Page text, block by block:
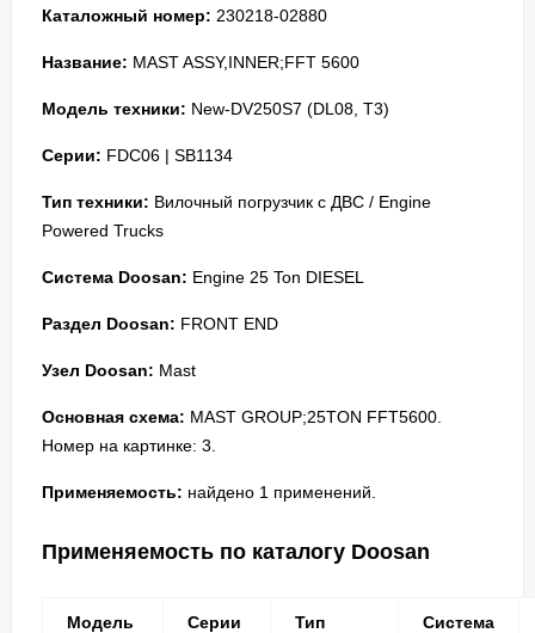
Каталожный номер: 230218-02880
Название: MAST ASSY,INNER;FFT 5600
Модель техники: New-DV250S7 (DL08, T3)
Серии: FDC06 | SB1134
Тип техники: Вилочный погрузчик с ДВС / Engine
Powered Trucks
Система Doosan: Engine 25 Ton DIESEL
Раздел Doosan: FRONT END
Узел Doosan: Mast
Основная схема: MAST GROUP;25TON FFT5600.
Номер на картинке: 3.
Применяемость: найдено 1 применений.
Применяемость по каталогу Doosan
Модель Серии Тип Система